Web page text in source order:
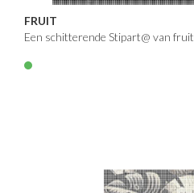
FRUIT
Een schitterende Stipart@ van fruit